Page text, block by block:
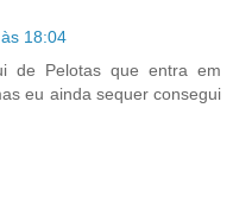
18:04
de Pelotas que entra em
eu ainda sequer consegui